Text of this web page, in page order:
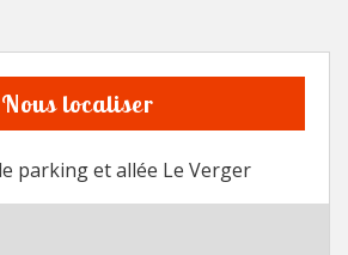
Nous localiser
parking et allée Le Verger